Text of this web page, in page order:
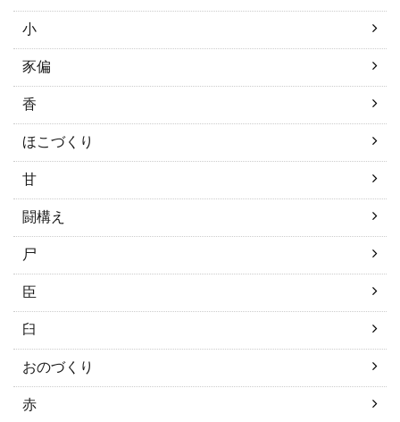
小
豕偏
香
ほこづくり
甘
闘構え
尸
臣
臼
おのづくり
赤